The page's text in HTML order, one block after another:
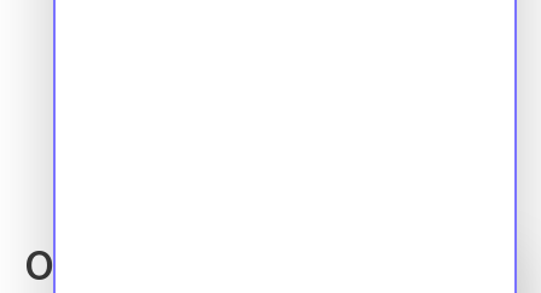
Отзывы выпускников